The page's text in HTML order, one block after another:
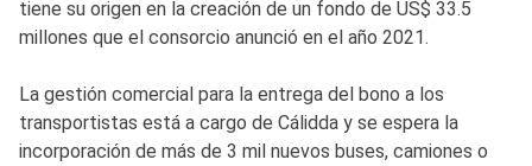
tiene su origen en la creación de un fondo de US$ 33.5
millones que el consorcio anunció en el año 2021.
La gestión comercial para la entrega del bono a los
transportistas está a cargo de Cálidda y se espera la
incorporación de más de 3 mil nuevos buses, camiones o